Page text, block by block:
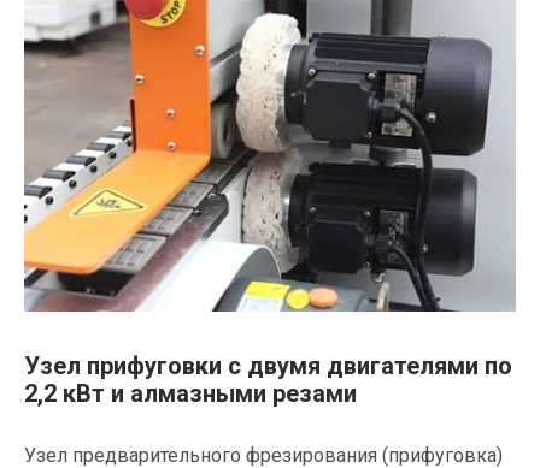
Узел прифуговки с двумя двигателями по
2,2 кВт и алмазными резами
Узел предварительного фрезирования (прифуговка)